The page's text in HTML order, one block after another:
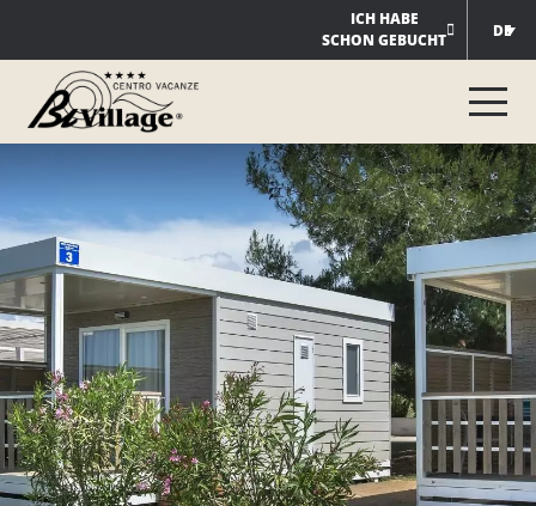
springen
ICH HABE
SCHON GEBUCHT
DE